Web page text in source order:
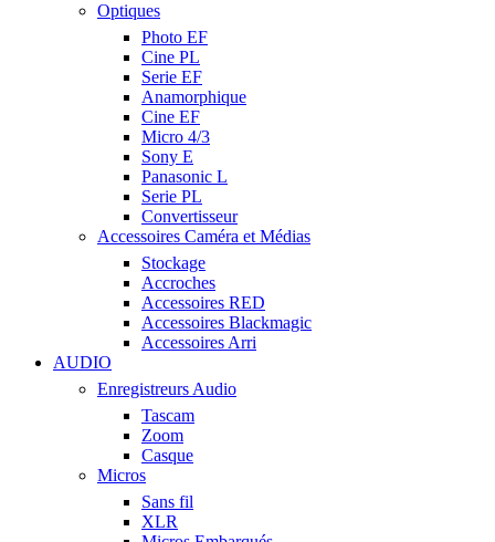
Optiques
Photo EF
Cine PL
Serie EF
Anamorphique
Cine EF
Micro 4/3
Sony E
Panasonic L
Serie PL
Convertisseur
Accessoires Caméra et Médias
Stockage
Accroches
Accessoires RED
Accessoires Blackmagic
Accessoires Arri
AUDIO
Enregistreurs Audio
Tascam
Zoom
Casque
Micros
Sans fil
XLR